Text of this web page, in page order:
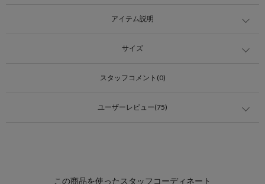
アイテム説明
サイズ
スタッフコメント(0)
ユーザーレビュー(75)